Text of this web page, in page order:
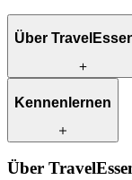
Über
Was wir
Was uns
Klimabewusst
Kennenlernen
Unsere
Über